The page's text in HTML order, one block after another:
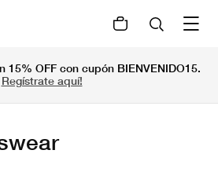
15% OFF con cupón BIENVENIDO15.
Regístrate aquí!